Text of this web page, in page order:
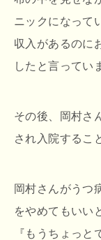
ニックになって
収入があるのに
したと言ってい
その後、岡村さ
され入院するこ
岡村さんがうつ
をやめてもいい
『もうちょっ